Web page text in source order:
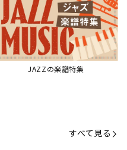
【第16回公開】ヨーロッパを拠点
に世界を駆けまわる阿部加奈子の
今に迫る